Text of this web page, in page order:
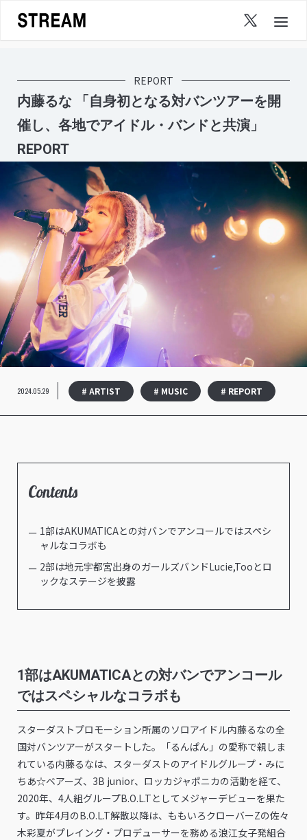
content
REPORT
内藤るな 「自身初となる対バンツアーを開
催し、各地でアイドル・バンドと共演」
REPORT
2024.05.29 # ARTIST # MUSIC # REPORT
Contents
1部はAKUMATICAとの対バンでアンコールではスペシ
ャルなコラボも
2部は地元宇都宮出身のガールズバンドLucie,Tooとロ
ックなステージを披露
1部はAKUMATICAとの対バンでアンコール
ではスペシャルなコラボも
スターダストプロモーション所属のソロアイドル内藤るなの全
国対バンツアーがスタートした。「るんぱん」の愛称で親しま
れている内藤るなは、スターダストのアイドルグループ・みに
ちあ☆ベアーズ、3B junior、ロッカジャポニカの活動を経て、
2020年、4人組グループB.O.L.Tとしてメジャーデビューを果た
す。昨年4月のB.O.L.T解散以降は、ももいろクローバーZの佐々
木彩夏がプレイング・プロデューサーを務める浪江女子発組合